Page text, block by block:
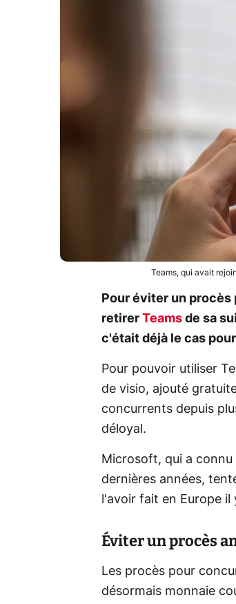
Teams, qui avait
Pour éviter un
retirer Teams de sa
c'était déjà le cas
Pour pouvoir utiliser
de visio, ajouté
concurrents depuis
déloyal.
Microsoft, qui a
dernières années,
l'avoir fait en Europe il
Éviter un procès
Les procès pour
désormais monnaie